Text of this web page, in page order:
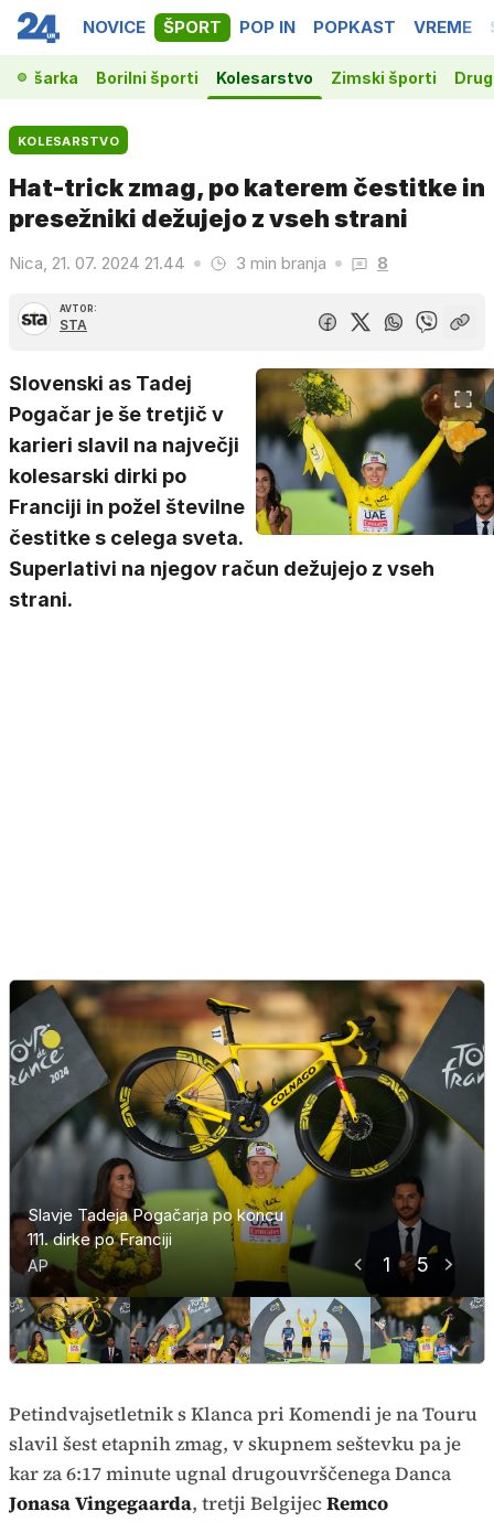
NOVICE ŠPORT POP IN POPKAST VREME
Košarka Borilni športi Kolesarstvo Zimski športi
KOLESARSTVO
Hat-trick zmag, po katerem čestitke in
presežniki dežujejo z vseh strani
Nica, 21. 07. 2024 21.44 3 min branja 8
AVTOR:
STA
Slovenski as Tadej
Pogačar je še tretjič v
karieri slavil na največji
kolesarski dirki po
Franciji in požel številne
čestitke s celega sveta.
Superlativi na njegov račun dežujejo z vseh
strani.
1 5
Slavje Tadeja Pogačarja po koncu
111. dirke po Franciji
AP
Slavje Tadeja Pogačarja po koncu
111. dirke po Franciji
AP
Slavje Tadeja Pogačarja po koncu
111. dirke po Franciji
AP
Slavje Tadeja Pogačarja po koncu
111. dirke po Franciji
AP
Tadej Pogačar
Petindvajsetletnik s Klanca pri Komendi je na Touru
slavil šest etapnih zmag, v skupnem seštevku pa je
kar za 6:17 minute ugnal drugouvrščenega Danca
Jonasa Vingegaarda, tretji BelgijecRemco